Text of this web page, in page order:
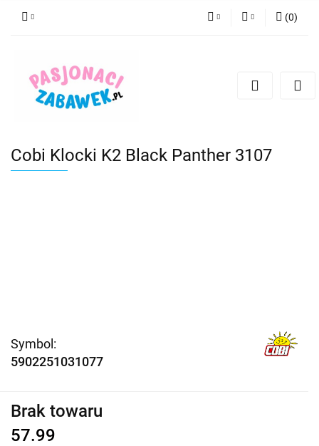
(0)
Cobi Klocki K2 Black Panther 3107
Symbol:
5902251031077
Brak towaru
57.99